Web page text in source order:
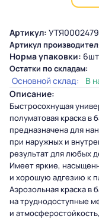
Артикул:
Артикул
Норма упаковки: 6шт
Остатки по складам:
Основной склад:
В
Описание:
Быстросохнущая
полуматовая краска в
предназначена для
при наружных и
результат для любых
Имеет яркие,
и хорошую адгезию к
Аэрозольная краска в
на труднодоступные
и